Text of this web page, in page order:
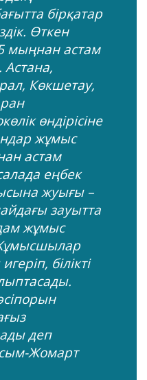
бірқатар
Өткен
мыңнан астам
Көкшетау,
өндірісіне
жұмыс
астам
еңбек
жуығы –
зауытта
жұмыс
білікті
деп
Жомарт